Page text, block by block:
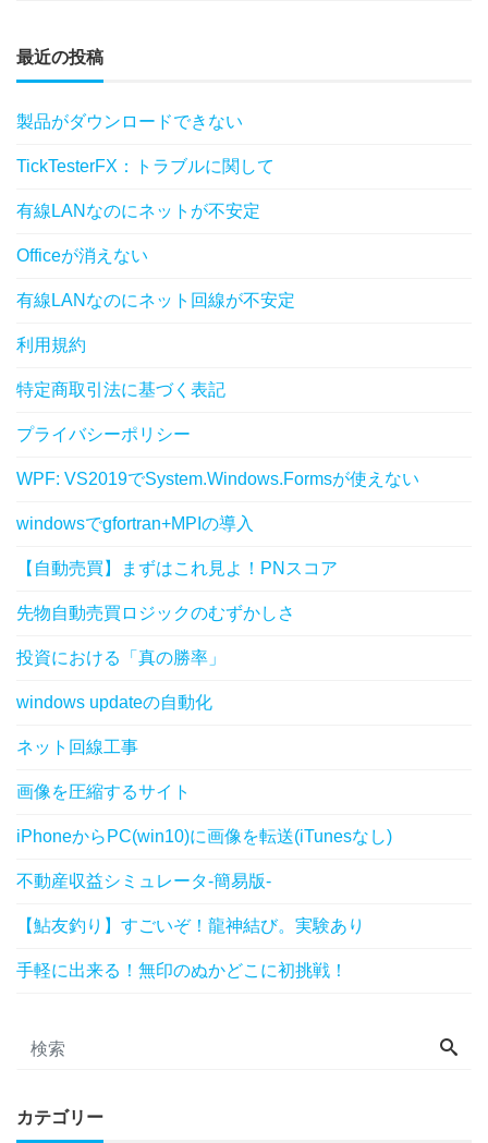
最近の投稿
製品がダウンロードできない
TickTesterFX：トラブルに関して
有線LANなのにネットが不安定
Officeが消えない
有線LANなのにネット回線が不安定
利用規約
特定商取引法に基づく表記
プライバシーポリシー
WPF: VS2019でSystem.Windows.Formsが使えない
windowsでgfortran+MPIの導入
【自動売買】まずはこれ見よ！PNスコア
先物自動売買ロジックのむずかしさ
投資における「真の勝率」
windows updateの自動化
ネット回線工事
画像を圧縮するサイト
iPhoneからPC(win10)に画像を転送(iTunesなし)
不動産収益シミュレータ-簡易版-
【鮎友釣り】すごいぞ！龍神結び。実験あり
手軽に出来る！無印のぬかどこに初挑戦！
カテゴリー